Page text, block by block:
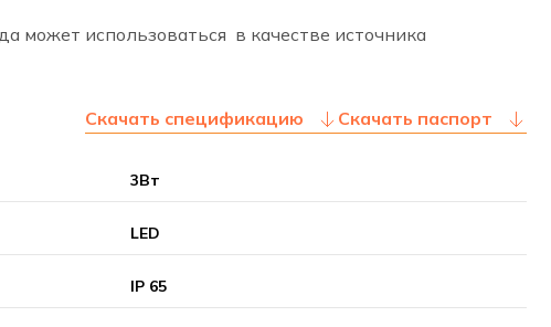
может использоваться в качестве источника
Скачать спецификацию Скачать паспорт
3Вт
LED
IP 65